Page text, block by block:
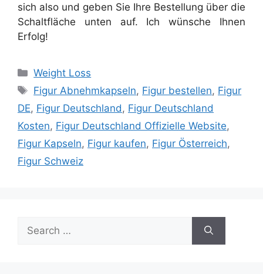
sich also und geben Sie Ihre Bestellung über die
Schaltfläche unten auf. Ich wünsche Ihnen
Erfolg!
Categories
Weight Loss
Tags
Figur Abnehmkapseln, Figur bestellen, Figur
DE, Figur Deutschland , Figur Deutschland
Kosten, Figur Deutschland Offizielle Website,
Figur Kapseln, Figur kaufen, Figur Österreich,
Figur Schweiz
for: